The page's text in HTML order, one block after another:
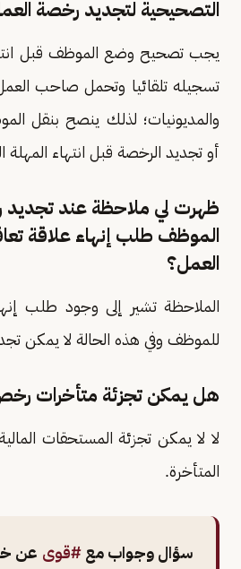
التصحيحية لتجديد رخصة
يجب تصحيح وضع الموظف قبل انتهاء
تسجيله تلقائيا وتحمل صاحب العمل
والمديونيات؛ لذلك ينصح بنقل
أو تجديد الرخصة قبل انتهاء المهلة
ظهرت لي ملاحظة عند
الموظف طلب إنهاء علاقة
العمل؟
الملاحظة تشير إلى وجود طلب
للموظف وفي هذه الحالة لا يمكن
هل يمكن تجزئة متأخرات
لا لا يمكن تجزئة المستحقات
المتأخرة.
سؤال وجواب مع#قوى عن